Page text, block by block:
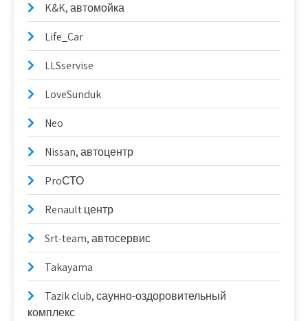
K&K, автомойка
Life_Car
LLSservise
LoveSunduk
Neo
Nissan, автоцентр
ProСТО
Renault центр
Srt-team, автосервис
Takayama
Tazik club, саунно-оздоровительный
комплекс